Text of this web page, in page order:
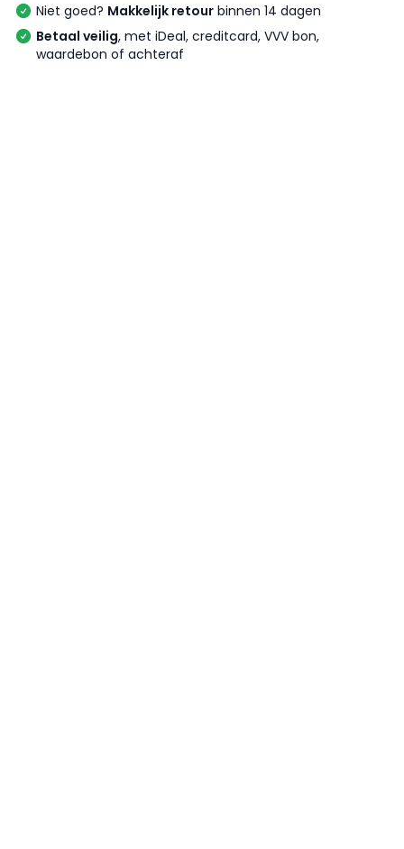
Niet goed? Makkelijk retour binnen 14 dagen
Betaal veilig, met iDeal, creditcard, VVV bon,
waardebon of achteraf